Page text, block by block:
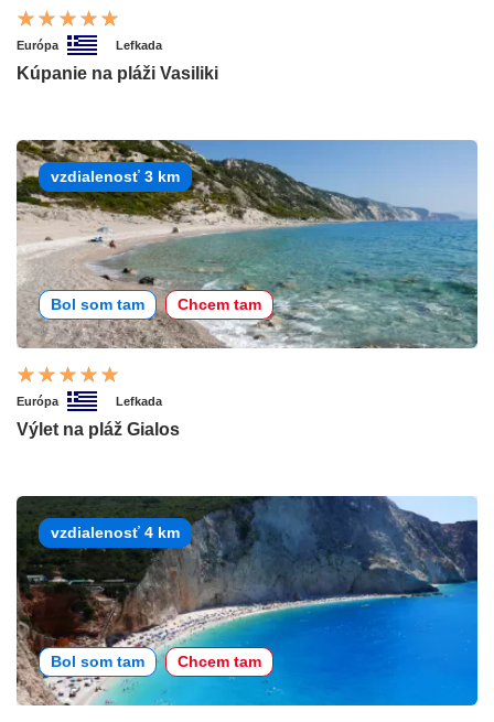
Európa Lefkada
Kúpanie na pláži Vasiliki
vzdialenosť 3 km
Bol som tam Chcem tam
Európa Lefkada
Výlet na pláž Gialos
vzdialenosť 4 km
Bol som tam Chcem tam